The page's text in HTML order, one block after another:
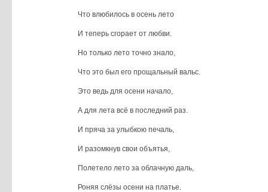
Что влюбилось в осень лето
И теперь сгорает от любви.
Но только лето точно знало,
Что это был его прощальный вальс.
Это ведь для осени начало,
А для лета всё в последний раз.
И пряча за улыбкою печаль,
И разомкнув свои объятья,
Полетело лето за облачную даль,
Роняя слёзы осени на платье.